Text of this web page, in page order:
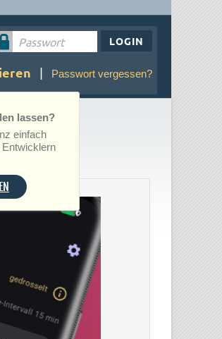
LOGIN
| Passwort vergessen?
lassen?
einfach